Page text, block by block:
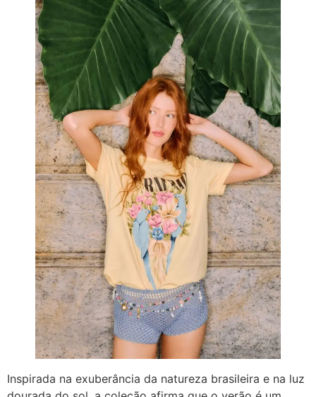
Inspirada na exuberância da natureza brasileira e na luz